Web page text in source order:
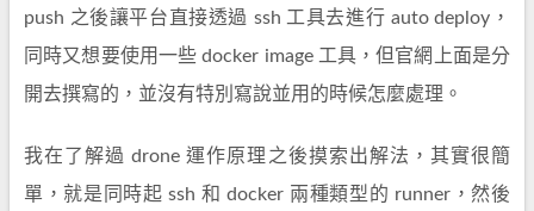
push 之後讓平台直接透過 ssh 工具去進行 auto deploy，
同時又想要使用一些 docker image 工具，但官網上面是分
開去撰寫的，並沒有特別寫說並用的時候怎麼處理。
我在了解過 drone 運作原理之後摸索出解法，其實很簡
單，就是同時起 ssh 和 docker 兩種類型的 runner，然後